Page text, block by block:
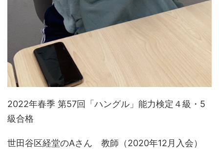
2022年春季 第57回「ハングル」能力検定４級・5
級合格
世田谷区経堂のAさん 教師（2020年12月入会）